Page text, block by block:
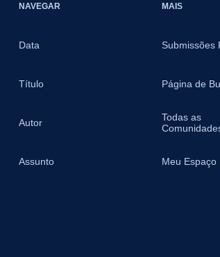
NAVEGAR
Data
Título
Autor
Assunto
MAIS
Submissões
Página de
Todas as
Meu Espaço